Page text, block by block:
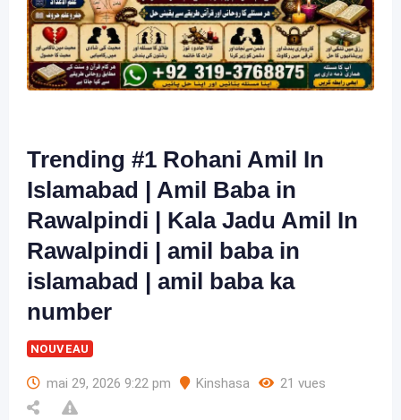
Trending #1 Rohani Amil In
Islamabad | Amil Baba in
Rawalpindi | Kala Jadu Amil In
Rawalpindi | amil baba in
islamabad | amil baba ka
number
NOUVEAU
mai 29, 2026 9:22 pm Kinshasa 21 vues